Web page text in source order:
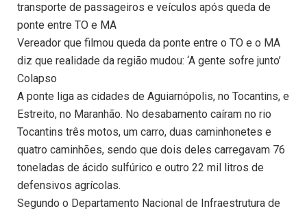
transporte de passageiros e veículos após queda de
ponte entre TO e MA
Vereador que filmou queda da ponte entre o TO e o MA
diz que realidade da região mudou: ‘A gente sofre junto’
Colapso
A ponte liga as cidades de Aguiarnópolis, no Tocantins, e
Estreito, no Maranhão. No desabamento caíram no rio
Tocantins três motos, um carro, duas caminhonetes e
quatro caminhões, sendo que dois deles carregavam 76
toneladas de ácido sulfúrico e outro 22 mil litros de
defensivos agrícolas.
Segundo o Departamento Nacional de Infraestrutura de